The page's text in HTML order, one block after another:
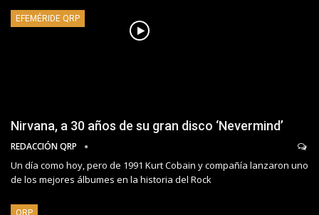
EFEMÉRIDE QRP
Nirvana, a 30 años de su gran disco ‘Nevermind’
REDACCIÓN QRP
Un día como hoy, pero de 1991 Kurt Cobain y compañía lanzaron uno
de los mejores álbumes en la historia del Rock
QRP